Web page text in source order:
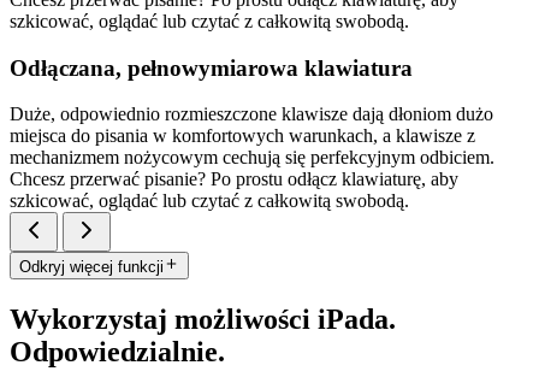
szkicować, oglądać lub czytać z całkowitą swobodą.
Odłączana, pełnowymiarowa klawiatura
Duże, odpowiednio rozmieszczone klawisze dają dłoniom dużo
miejsca do pisania w komfortowych warunkach, a klawisze z
mechanizmem nożycowym cechują się perfekcyjnym odbiciem.
Chcesz przerwać pisanie? Po prostu odłącz klawiaturę, aby
szkicować, oglądać lub czytać z całkowitą swobodą.
Odkryj więcej funkcji
Wykorzystaj możliwości iPada.
Odpowiedzialnie.